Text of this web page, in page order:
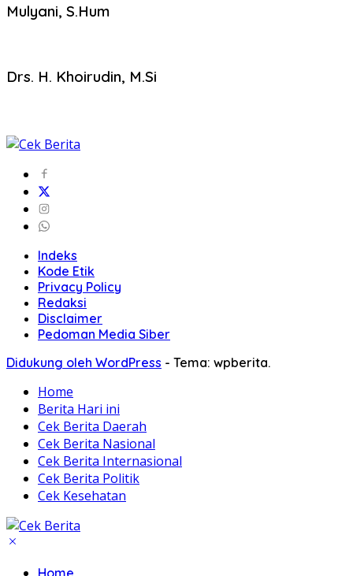
Mulyani, S.Hum
Drs. H. Khoirudin, M.Si
Indeks
Kode Etik
Privacy Policy
Redaksi
Disclaimer
Pedoman Media Siber
Didukung oleh WordPress - Tema: wpberita.
Home
Berita Hari ini
Cek Berita Daerah
Cek Berita Nasional
Cek Berita Internasional
Cek Berita Politik
Cek Kesehatan
Home